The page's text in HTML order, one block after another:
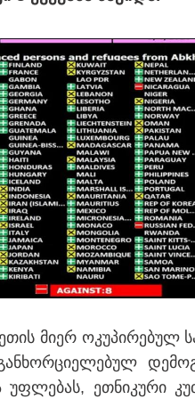
ბათუმში, კლინიკის
შემდეგ კი დაზიანებები
მიაყენა
12:56 / 06-08-2026
70 წელზე მეტი ხნის
შემდეგ პირველად,
ყაზახეთში ვეფხვი
ველურ ბუნებაში გაუშვეს
- ქვეყნდება კადრები
თბილისი - ჰერაკლიონი
1540.90 ლარიდან
მიერ ოკუ­პი­რე­ბულ
ეთ­ნი­კუ­რი